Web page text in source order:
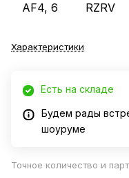
AF4, 6 RZRV
Характеристики
Есть на складе
Будем рады
шоуруме
Точное количество и